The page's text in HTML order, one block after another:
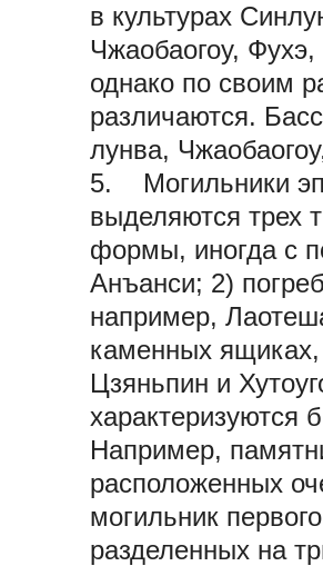
в культурах
Чжаобаогоу,
однако по своим
различаются.
лунва,
5. Могильники
выделяются трех
формы, иногда с
Анъанси; 2)
например,
каменных
Цзяньпин и
характеризуются
Например,
расположенных
могильник
разделенных на